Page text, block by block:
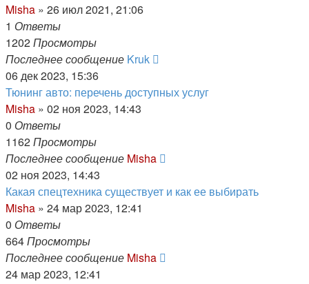
Misha » 26 июл 2021, 21:06
1 Ответы
1202Просмотры
Последнее сообщение Kruk
06 дек 2023, 15:36
Тюнинг авто: перечень доступных услуг
Misha » 02 ноя 2023, 14:43
0 Ответы
1162Просмотры
Последнее сообщение Misha
02 ноя 2023, 14:43
Какая спецтехника существует и как ее выбирать
Misha » 24 мар 2023, 12:41
0 Ответы
664Просмотры
Последнее сообщение Misha
24 мар 2023, 12:41